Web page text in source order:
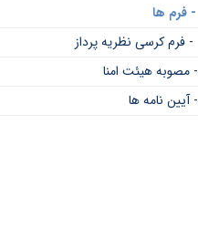
- فرم ها
- فرم کرسی نظریه پرداز
- مصوبه هیئت امنا
- آیین نامه ها